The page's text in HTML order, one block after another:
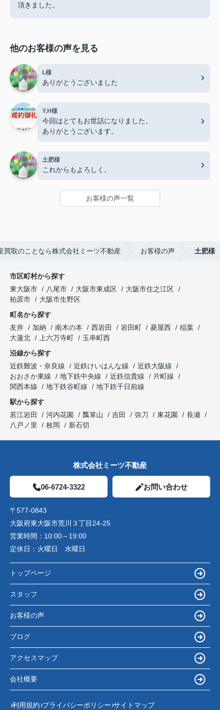
頂きました。
他のお客様の声を見る
L様
ありがとうございました
Y.H様
今回はとてもお世話になりました。
ありがとうございます。
土肥様
これからもよろしく。
お客様の声一覧
買取のことなら株式会社ミーツ不動産 お客様の声 土肥様
市区町村から探す
東大阪市
八尾市 大阪市東成区
大阪市住之江区
柏原市
大阪市生野区
町名から探す
友井
加納 南木の本 西岩田 岩田町 菱屋西
稲葉
大蓮北
上六万寺町
玉串町西
沿線から探す
近鉄難波・奈良線
近鉄けいはんな線
近鉄大阪線
おおさか東線
地下鉄中央線 近鉄信貴線
片町線
関西本線
地下鉄谷町線
地下鉄千日前線
駅から探す
若江岩田
河内花園 瓢箪山 吉田 弥刀 東花園
長瀬
八戸ノ里
枚岡 新石切
株式会社ミーツ不動産
06-6724-3322 お問い合わせ
〒577-0843
大阪府東大阪市荒川３丁目24-25
営業時間： 10:00～19:00
定休日： 火曜日 水曜日
トップページ
スタッフ
お客様の声
ブログ
アクセスマップ
会社概要
利用規約 プライバシーポリシー サイトマップ